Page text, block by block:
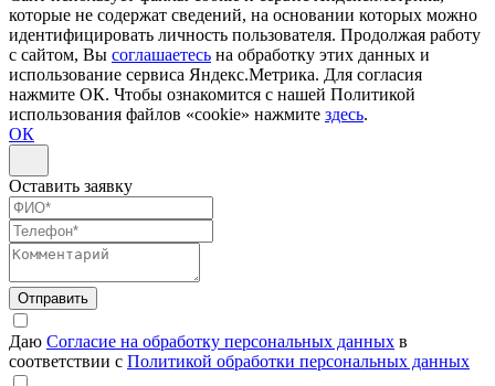
которые не содержат сведений, на основании которых можно
идентифицировать личность пользователя. Продолжая работу
с сайтом, Вы соглашаетесь на обработку этих данных и
использование сервиса Яндекс.Метрика. Для согласия
нажмите ОК. Чтобы ознакомится с нашей Политикой
использования файлов «cookie» нажмите здесь.
ОК
Оставить заявку
Отправить
Даю Согласие на обработку персональных данных в
соответствии с Политикой обработки персональных данных